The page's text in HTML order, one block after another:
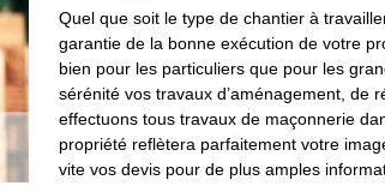
Quel que soit le type de chantier à
garantie de la bonne exécution de votre
bien pour les particuliers que pour les
sérénité vos travaux d’aménagement, de
effectuons tous travaux de maçonnerie
propriété reflètera parfaitement votre
vite vos devis pour de plus amples